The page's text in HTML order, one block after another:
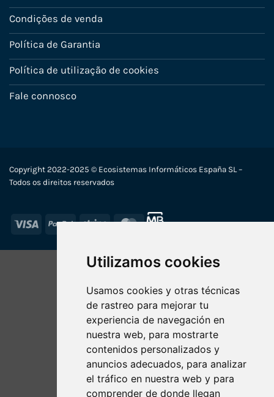
Utilizamos cookies
Usamos cookies y otras técnicas
de rastreo para mejorar tu
experiencia de navegación en
nuestra web, para mostrarte
contenidos personalizados y
anuncios adecuados, para analizar
el tráfico en nuestra web y para
comprender de donde llegan
Condições de venda
Política de Garantia
Política de utilização de cookies
Fale connosco
Copyright 2022-2025 © Ecosistemas Informáticos España SL –
Todos os direitos reservados
Visa PayPal Stripe MasterCard